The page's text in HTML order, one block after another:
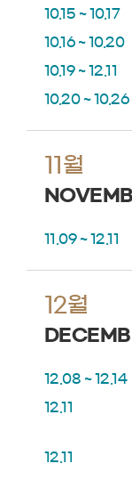
10.15 ~ 10.17
10.16 ~ 10.20
10.19 ~ 12.11
10.20 ~ 10.26
11월
11.09 ~ 12.11
12월
12.08 ~ 12.14
12.11
12.11